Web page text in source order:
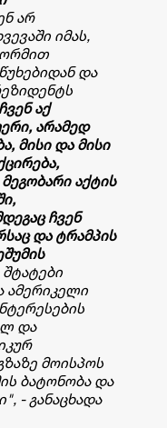
არ
იმას,
და
აქ
არამედ
მისი და მისი
მეგობარი აქტის
ჩვენ
და ტრამპის
ამერიკელი
და
მოისპოს
ბატონობა და
- განაცხადა